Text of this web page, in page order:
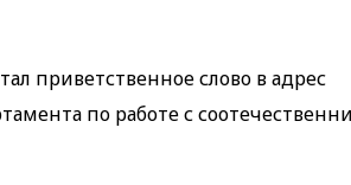
приветственное слово в адрес
по работе с